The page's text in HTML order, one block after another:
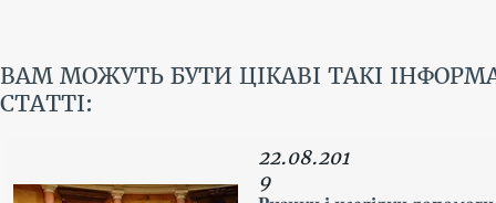
ВАМ МОЖУТЬ БУТИ ЦІКАВІ ТАКІ
СТАТТІ:
22.08.201
9